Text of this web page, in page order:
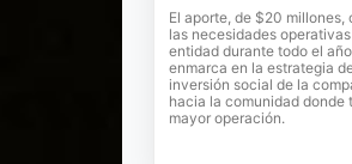
El aporte, de $20 millones,
las necesidades
entidad durante todo el
enmarca en la estrategia
inversión social de la
hacia la comunidad donde
mayor operación.